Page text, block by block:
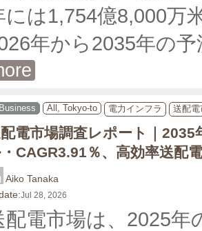
には1,754億8,000万
年から2035年の
All, Tokyo-to 電力インフラ 送配電
電市場調査レポート｜2035
CAGR3.91％、高効率送配
Aiko Tanaka
Jul 28, 2026
配電市場は、2025年